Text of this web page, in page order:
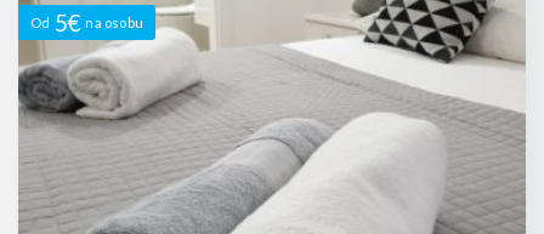
Od 5€ na osobu